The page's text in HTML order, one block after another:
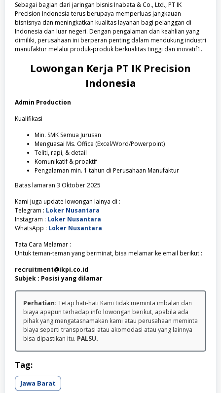
Sebagai bagian dari jaringan bisnis Inabata & Co., Ltd., PT IK
Precision Indonesia terus berupaya memperluas jangkauan
bisnisnya dan meningkatkan kualitas layanan bagi pelanggan di
Indonesia dan luar negeri. Dengan pengalaman dan keahlian yang
dimiliki, perusahaan ini berperan penting dalam mendukung industri
manufaktur melalui produk-produk berkualitas tinggi dan inovatif1.
Lowongan Kerja PT IK Precision
Indonesia
Admin Production
Kualifikasi
Min. SMK Semua Jurusan
Menguasai Ms. Office (Excel/Word/Powerpoint)
Teliti, rapi, & detail
Komunikatif & proaktif
Pengalaman min. 1 tahun di Perusahaan Manufaktur
Batas lamaran 3 Oktober 2025
Kami juga update lowongan lainya di :
Telegram : Loker Nusantara
Instagram : Loker Nusantara
WhatsApp : Loker Nusantara
Tata Cara Melamar :
Untuk teman-teman yang berminat, bisa melamar ke email berikut :
recruitment@ikpi.co.id
Subjek : Posisi yang dilamar
Perhatian: Tetap hati-hati Kami tidak meminta imbalan dan
biaya apapun terhadap info lowongan berikut, apabila ada
pihak yang mengatasnamakan kami atau perusahaan meminta
biaya seperti transportasi atau akomodasi atau yang lainnya
bisa dipastikan itu. PALSU.
Tag:
Jawa Barat